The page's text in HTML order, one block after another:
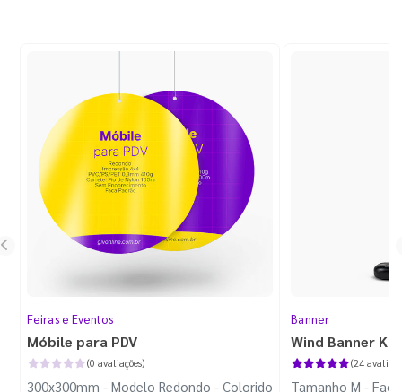
Feiras e Eventos
Móbile para PDV
(0 avaliações)
300x300mm - Modelo Redondo - Colorido
Banner
Wind Banner
(24
Tamanho M -